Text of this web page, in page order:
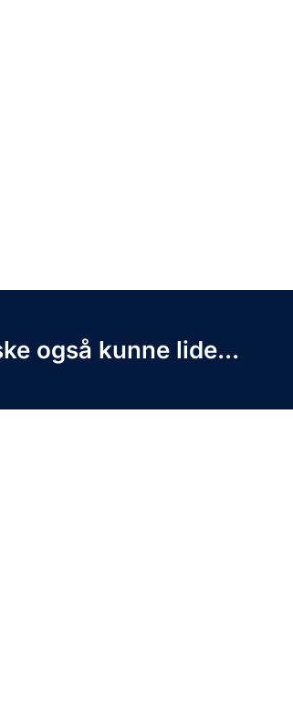
også kunne lide...